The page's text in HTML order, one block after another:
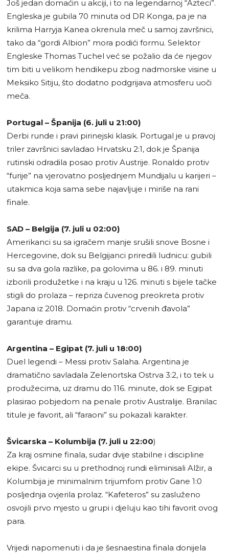
Još jedan domaćin u akciji, i to na legendarnoj “Azteci”.
Engleska je gubila 70 minuta od DR Konga, pa je na
krilima Harryja Kanea okrenula meč u samoj završnici,
tako da “gordi Albion” mora podići formu. Selektor
Engleske Thomas Tuchel već se požalio da će njegov
tim biti u velikom hendikepu zbog nadmorske visine u
Meksiko Sitiju, što dodatno podgrijava atmosferu uoči
meča.
Portugal – Španija (6. juli u 21:00)
Derbi runde i pravi pirinejski klasik. Portugal je u pravoj
triler završnici savladao Hrvatsku 2:1, dok je Španija
rutinski odradila posao protiv Austrije. Ronaldo protiv
“furije” na vjerovatno posljednjem Mundijalu u karijeri –
utakmica koja sama sebe najavljuje i miriše na rani
finale.
SAD – Belgija (7. juli u 02:00)
Amerikanci su sa igračem manje srušili snove Bosne i
Hercegovine, dok su Belgijanci priredili ludnicu: gubili
su sa dva gola razlike, pa golovima u 86. i 89. minuti
izborili produžetke i na kraju u 126. minuti s bijele tačke
stigli do prolaza – repriza čuvenog preokreta protiv
Japana iz 2018. Domaćin protiv “crvenih đavola”
garantuje dramu.
Argentina – Egipat (7. juli u 18:00)
Duel legendi – Messi protiv Salaha. Argentina je
dramatično savladala Zelenortska Ostrva 3:2, i to tek u
produžecima, uz dramu do 116. minute, dok se Egipat
plasirao pobjedom na penale protiv Australije. Branilac
titule je favorit, ali “faraoni” su pokazali karakter.
Švicarska – Kolumbija (7. juli u 22:00)
Za kraj osmine finala, sudar dvije stabilne i discipline
ekipe. Švicarci su u prethodnoj rundi eliminisali Alžir, a
Kolumbija je minimalnim trijumfom protiv Gane 1:0
posljednja ovjerila prolaz. “Kafeteros” su zasluženo
osvojili prvo mjesto u grupi i djeluju kao tihi favorit ovog
para.
Vrijedi napomenuti i da je šesnaestina finala donijela